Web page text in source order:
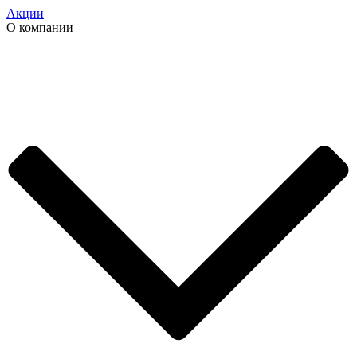
Акции
О компании